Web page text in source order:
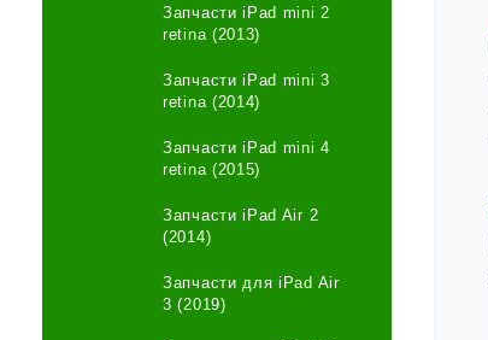
Запчасти iPad mini 2
retina (2013)
Запчасти iPad mini 3
retina (2014)
Запчасти iPad mini 4
retina (2015)
Запчасти iPad Air 2
(2014)
Запчасти для iPad Air
3 (2019)